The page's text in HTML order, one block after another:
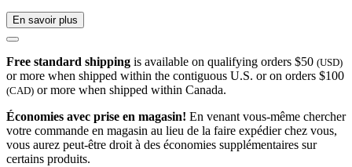
En savoir plus
Free standard shipping is available on qualifying orders $50 (USD)
or more when shipped within the contiguous U.S. or on orders $100
(CAD) or more when shipped within Canada.
Économies avec prise en magasin! En venant vous-même chercher
votre commande en magasin au lieu de la faire expédier chez vous,
vous aurez peut-être droit à des économies supplémentaires sur
certains produits.